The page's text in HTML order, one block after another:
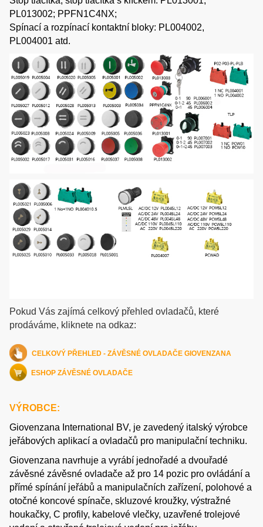
PL013002; PPFN1C4NX;
Spínací a rozpínací kontaktní bloky: PL004002,
PL004001 atd.
Pokud Vás zajímá celkový přehled ovladačů, které
prodáváme, kliknete na odkaz:
CELKOVÝ PŘEHLED - ZÁVĚSNÉ OVLADAČE GIOVENZANA
ESHOP ZÁVĚSNÉ OVLADAČE
VÝROBCE:
Giovenzana International BV, je zavedený italský výrobce
jeřábových aplikací a ovladačů pro manipulační techniku.
Giovenzana navrhuje a vyrábí jednořadé a dvouřadé
závěsné závěsné ovladače až pro 14 pozic pro ovládání a
přímé spínání jeřábů a manipulačních zařízení, polohové a
otočné koncové spínače, skluzové kroužky, výstražné
houkačky, C profily, kabelové vlečky, uzavřené trolejové